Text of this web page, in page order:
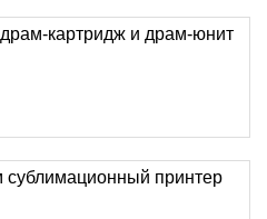
драм-картридж и драм-юнит
принтер